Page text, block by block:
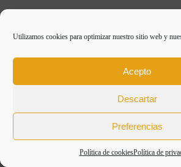
Utilizamos cookies para optimizar nuestro sitio web y
Acepto
Descartar
Preferencias
Política de cookiesPolítica de
WEB CREADA POR BIT
Aviso legal/Política de cookies/